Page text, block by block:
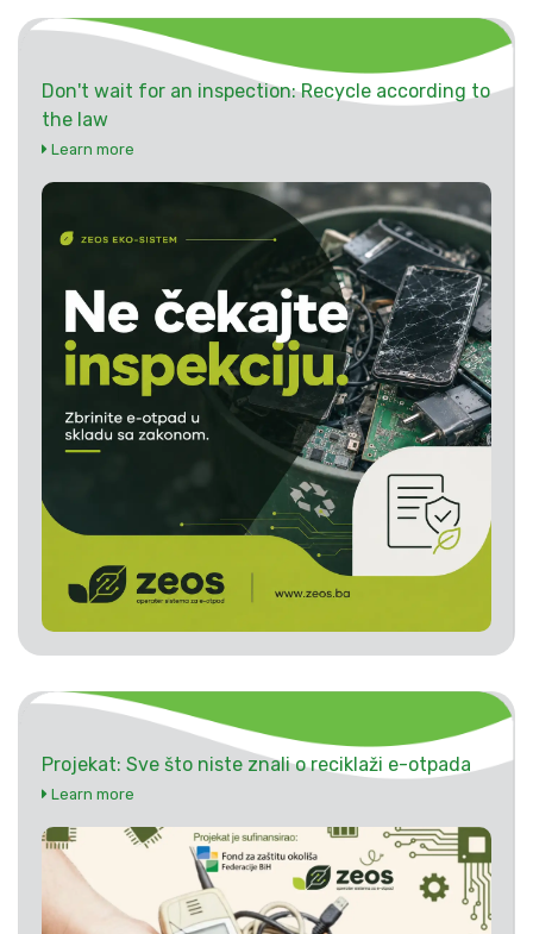
Don't wait for an inspection: Recycle according to
the law
Learn more
Projekat: Sve što niste znali o reciklaži e-otpada
Learn more